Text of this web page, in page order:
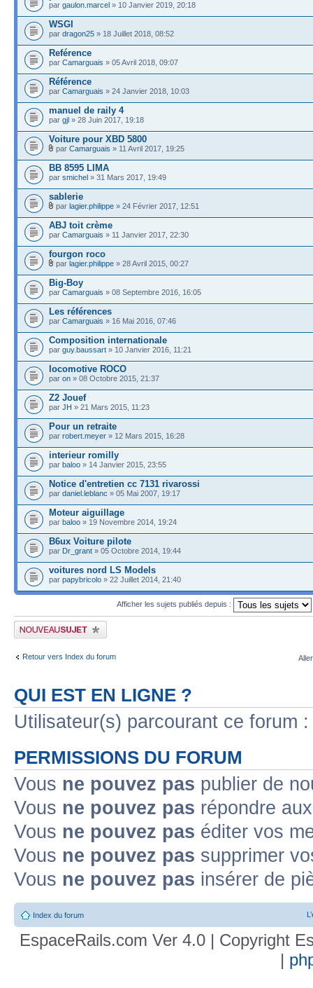
par gaulon.marcel » 10 Janvier 2019, 20:18
WSGI
par dragon25 » 18 Juillet 2018, 08:52
Reférence
par Camarguais » 05 Avril 2018, 09:07
Référence
par Camarguais » 24 Janvier 2018, 10:03
manuel de raily 4
par gjl » 28 Juin 2017, 19:18
Voiture pour XBD 5800
par Camarguais » 11 Avril 2017, 19:25
BB 8595 LIMA
par smichel » 31 Mars 2017, 19:49
sablerie
par lagier.philippe » 24 Février 2017, 12:51
ABJ toit crème
par Camarguais » 11 Janvier 2017, 22:30
fourgon roco
par lagier.philippe » 28 Avril 2015, 00:27
Big-Boy
par Camarguais » 08 Septembre 2016, 16:05
Les références
par Camarguais » 16 Mai 2016, 07:46
Composition internationale
par guy.baussart » 10 Janvier 2016, 11:21
locomotive ROCO
par on » 08 Octobre 2015, 21:37
Z2 Jouef
par JH » 21 Mars 2015, 11:23
Pour un retraite
par robert.meyer » 12 Mars 2015, 16:28
interieur romilly
par baloo » 14 Janvier 2015, 23:55
Notice d'entretien cc 7131 rivarossi
par daniel.leblanc » 05 Mai 2007, 19:17
Moteur aiguillage
par baloo » 19 Novembre 2014, 19:24
B6ux Voiture pilote
par Dr_grant » 05 Octobre 2014, 19:44
voitures nord LS Models
par papybricolo » 22 Juillet 2014, 21:40
Afficher les sujets publiés depuis :
Publier un nouveau sujet
Retour vers Index du forum
QUI EST EN LIGNE ?
Utilisateur(s) parcourant ce forum
PERMISSIONS DU FORUM
Vous ne pouvez pas publier de
Vous ne pouvez pas répondre
Vous ne pouvez pas éditer vos
Vous ne pouvez pas supprimer
Vous ne pouvez pas insérer de
Index du forum
EspaceRails.com Ver 4.0 | Copyright
|